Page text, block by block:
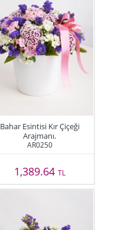
Bahar Esintisi Kır Çiçeği
Arajmanı.
AR0250
1,389.64 TL